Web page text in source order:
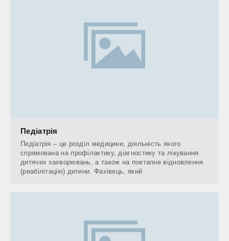
Педіатрія
Педіатрія – це розділ медицини, діяльність якого
спрямована на профілактику, діагностику та лікування
дитячих захворювань, а також на поетапне відновлення
(реабілітацію) дитини. Фахівець, який